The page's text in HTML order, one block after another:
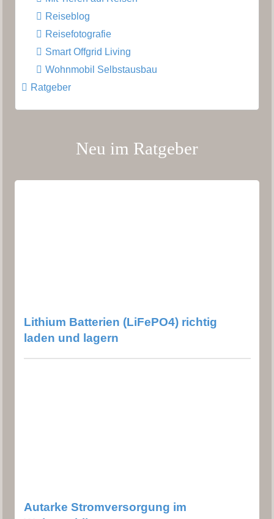
Reiseblog
Reisefotografie
Smart Offgrid Living
Wohnmobil Selbstausbau
Ratgeber
Neu im Ratgeber
Lithium Batterien (LiFePO4) richtig
laden und lagern
Autarke Stromversorgung im